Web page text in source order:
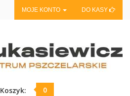
MOJE KONTO DO KASY
Koszyk: 0